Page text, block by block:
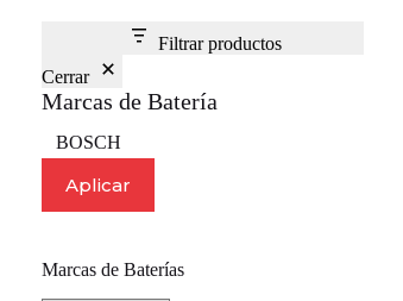
Filtrar productos
Cerrar
Marcas de Batería
Marca
BOSCH
Aplicar
Marcas de Baterías